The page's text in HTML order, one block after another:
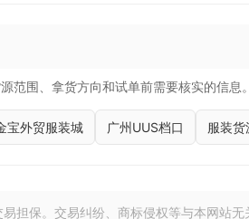
范围、拿货方向和试单前需要核实的信息。
宝外贸服装城 广州UUS档口 服装货
担保。交易纠纷、商标侵权等与本网站